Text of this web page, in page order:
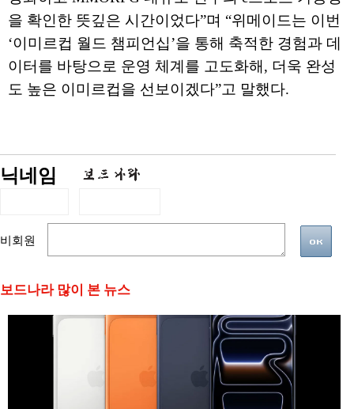
을 확인한 뜻깊은 시간이었다”며 “위메이드는 이번
‘이미르컵 월드 챔피언십’을 통해 축적한 경험과 데
이터를 바탕으로 운영 체계를 고도화해, 더욱 완성
도 높은 이미르컵을 선보이겠다”고 말했다.
닉네임
비회원
보드나라 많이 본 뉴스